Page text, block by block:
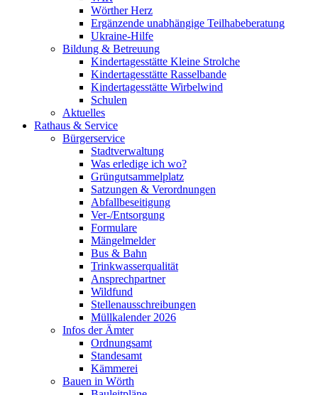
Wörther Herz
Ergänzende unabhängige Teilhabeberatung
Ukraine-Hilfe
Bildung & Betreuung
Kindertagesstätte Kleine Strolche
Kindertagesstätte Rasselbande
Kindertagesstätte Wirbelwind
Schulen
Aktuelles
Rathaus & Service
Bürgerservice
Stadtverwaltung
Was erledige ich wo?
Grüngutsammelplatz
Satzungen & Verordnungen
Abfallbeseitigung
Ver-/Entsorgung
Formulare
Mängelmelder
Bus & Bahn
Trinkwasserqualität
Ansprechpartner
Wildfund
Stellenausschreibungen
Müllkalender 2026
Infos der Ämter
Ordnungsamt
Standesamt
Kämmerei
Bauen in Wörth